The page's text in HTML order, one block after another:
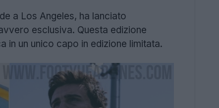
a Los Angeles, ha lanciato
esclusiva. Questa edizione
in un unico capo in edizione limitata.